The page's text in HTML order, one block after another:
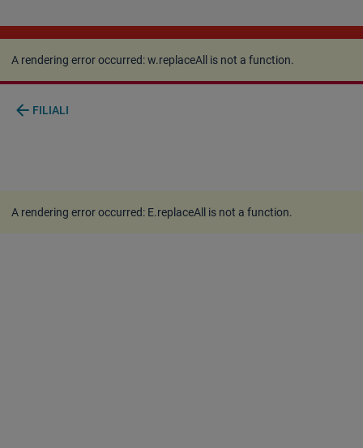
A rendering error occurred:w.replaceAll is not a
function.
A rendering error occurred:w.replaceAll is not a function.
arrow_back FILIALI
A rendering error occurred: E.replaceAll is not a function.